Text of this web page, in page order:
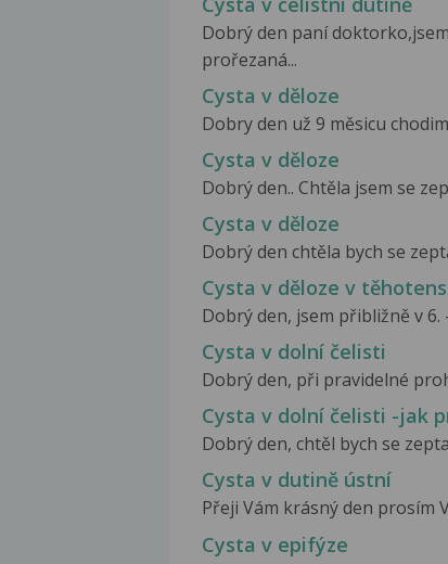
Dobrý den paní
prořezaná...
Cysta v děloze
Dobry den už 9 měsicu
Cysta v děloze
Dobrý den.. Chtěla jsem se
Cysta v děloze
Dobrý den chtěla bych se
Cysta v děloze v
Dobrý den, jsem přibližně v
Cysta v dolní čelisti
Dobrý den, při pravidelné
Cysta v dolní čelisti -jak
Dobrý den, chtěl bych se
Cysta v dutině ústní
Přeji Vám krásný den prosím
Cysta v epifýze